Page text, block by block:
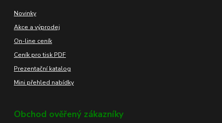
Novinky
Akce a výprodej
On-line ceník
Ceník pro tisk PDF
Prezentační katalog
Mini přehled nabídky
Obchod ověřený zákazníky